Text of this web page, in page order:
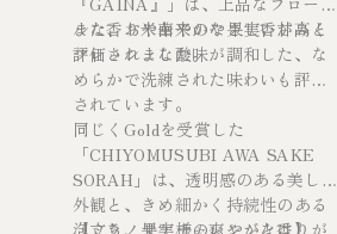
ルな香りや華やかな果実香が高く
評価されました。
また、お米由来のやさしい甘みと
フレッシュな酸味が調和した、な
めらかで洗練された味わいも評価
されています。
同じくGoldを受賞した
「CHIYOMUSUBI AWA SAKE
SORAH」は、透明感のある美しい
外観と、きめ細かく持続性のある